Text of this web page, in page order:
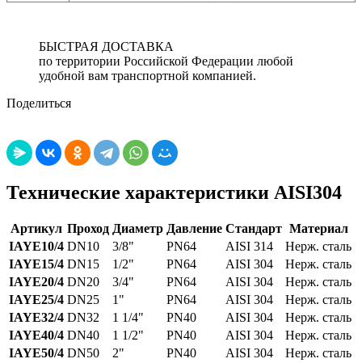
БЫСТРАЯ ДОСТАВКА
по территории Российской Федерации любой
удобной вам транспортной компанией.
Поделиться
Технические характеристики AISI304
Артикул Проход Диаметр Давление Стандарт Материал
IAYE10/4 DN10 3/8" PN64 AISI 314
Нерж. сталь
IAYE15/4 DN15 1/2" PN64 AISI 304
Нерж. сталь
IAYE20/4 DN20 3/4" PN64 AISI 304
Нерж. сталь
IAYE25/4 DN25 1" PN64 AISI 304
Нерж. сталь
IAYE32/4 DN32 1 1/4" PN40 AISI 304
Нерж. сталь
IAYE40/4 DN40 1 1/2" PN40 AISI 304
Нерж. сталь
IAYE50/4 DN50 2" PN40 AISI 304
Нерж. сталь